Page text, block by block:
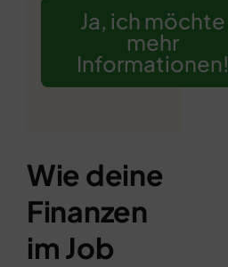
Ja, ich möchte
mehr
Informationen!
Wie deine
Finanzen
im Job